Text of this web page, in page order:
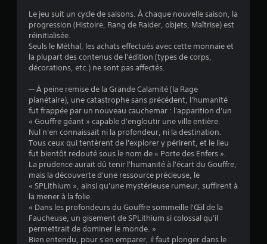
é
t
e
c
t
i
o
n
d
e
m
o
u
v
e
m
e
n
t
s
Le jeu suit un cycle de saisons. À chaque nouvelle saison, la
progression (Histoire, Rang de Raider, objets, Maîtrise) est
réinitialisée.
Seuls le Méthal, les achats effectués avec cette monnaie et
la plupart des contenus de l'édition (types de corps,
décorations, etc.) ne sont pas affectés.
— À peine remise de la Grande Calamité (la Rage
planétaire), une catastrophe sans précédent, l'humanité
fut frappée par un nouveau cauchemar : l'apparition d'un
« Gouffre géant » capable d'engloutir une ville entière.
Nul n'en connaissait ni la profondeur, ni la destination.
Tous ceux qui tentèrent de l'explorer y périrent, et le lieu
fut bientôt redouté sous le nom de « Porte des Enfers ».
La prudence aurait dû tenir l'humanité à l'écart du Gouffre,
mais la découverte d'une ressource précieuse, le
« SPLithium », ainsi qu'une mystérieuse rumeur, suffirent à
la mener à la folie.
« Dans les profondeurs du Gouffre sommeille l'Œil de la
Faucheuse, un gisement de SPLithium si colossal qu'il
permettrait de dominer le monde. »
Bien entendu, pour s'en emparer, il faut plonger dans le